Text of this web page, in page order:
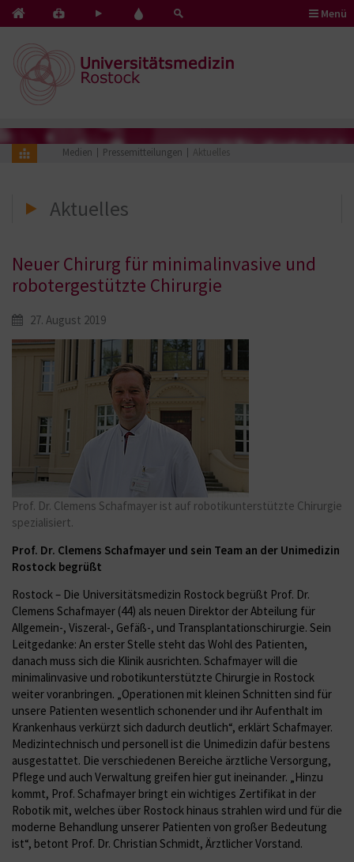
Kontakt
Notfälle
Pflege
Herz
Blut
Menü
Medien Pressemitteilungen Aktuelles
Aktuelles
Neuer Chirurg für minimalinvasive und
robotergestützte Chirurgie
27. August 2019
Prof. Dr. Clemens Schafmayer ist auf robotikunterstützte Chirurgie
spezialisiert.
Prof. Dr. Clemens Schafmayer und sein Team an der Unimedizin
Rostock begrüßt
Rostock – Die Universitätsmedizin Rostock begrüßt Prof. Dr.
Clemens Schafmayer (44) als neuen Direktor der Abteilung für
Allgemein-, Viszeral-, Gefäß-, und Transplantationschirurgie. Sein
Leitgedanke: An erster Stelle steht das Wohl des Patienten,
danach muss sich die Klinik ausrichten. Schafmayer will die
minimalinvasive und robotikunterstützte Chirurgie in Rostock
weiter voranbringen. „Operationen mit kleinen Schnitten sind für
unsere Patienten wesentlich schonender und ihr Aufenthalt im
Krankenhaus verkürzt sich dadurch deutlich“, erklärt Schafmayer.
Medizintechnisch und personell ist die Unimedizin dafür bestens
ausgestattet. Die verschiedenen Bereiche ärztliche Versorgung,
Pflege und auch Verwaltung greifen hier gut ineinander. „Hinzu
kommt, Prof. Schafmayer bringt ein wichtiges Zertifikat in der
Robotik mit, welches über Rostock hinaus strahlen wird und für die
moderne Behandlung unserer Patienten von großer Bedeutung
ist“, betont Prof. Dr. Christian Schmidt, Ärztlicher Vorstand.